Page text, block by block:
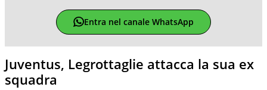
Entra nel canale WhatsApp
Juventus, Legrottaglie attacca la sua ex
squadra